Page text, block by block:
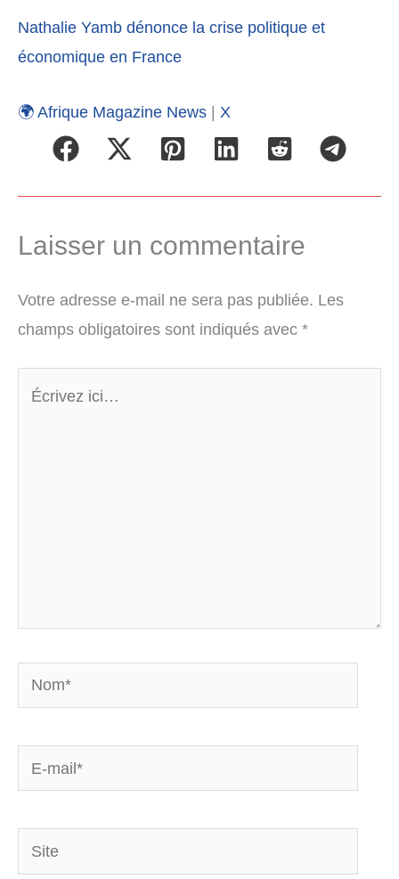
Nathalie Yamb dénonce la crise politique et
économique en France
🌍 Afrique Magazine News | X
Laisser un commentaire
Votre adresse e-mail ne sera pas publiée. Les
champs obligatoires sont indiqués avec *
Nom*
E-
mail*
Site